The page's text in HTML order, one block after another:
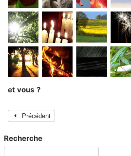
et vous ?
Précédent
Recherche